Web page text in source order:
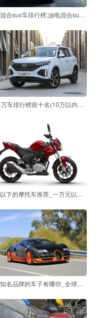
油电混合suv车排行榜;油电混合suv汽车排行榜前十名品牌
10多万车排行榜前十名(10万以内车排行榜前十名)
一万以下的摩托车推荐_一万元以下的摩托车推荐
全球知名品牌的车子有哪些_全球汽车排名前十的品牌